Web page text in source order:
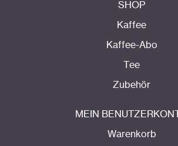
SHOP
Kaffee
Kaffee-Abo
Tee
Zubehör
MEIN
Warenkorb